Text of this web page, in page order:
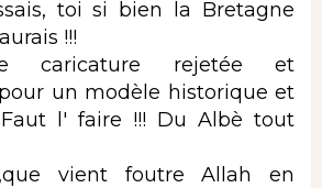
toi si bien la Bretagne
!!!
caricature rejetée et
un modèle historique et
l' faire !!! Du Albè tout
vient foutre Allah en